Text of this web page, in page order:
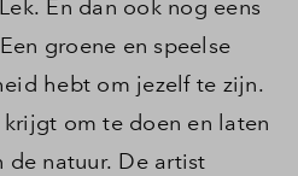
En dan ook nog eens
groene en speelse
hebt om jezelf te zijn.
om te doen en laten
natuur. De artist